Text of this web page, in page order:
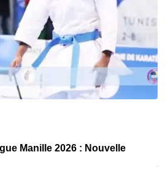
Manille 2026 : Nouvelle